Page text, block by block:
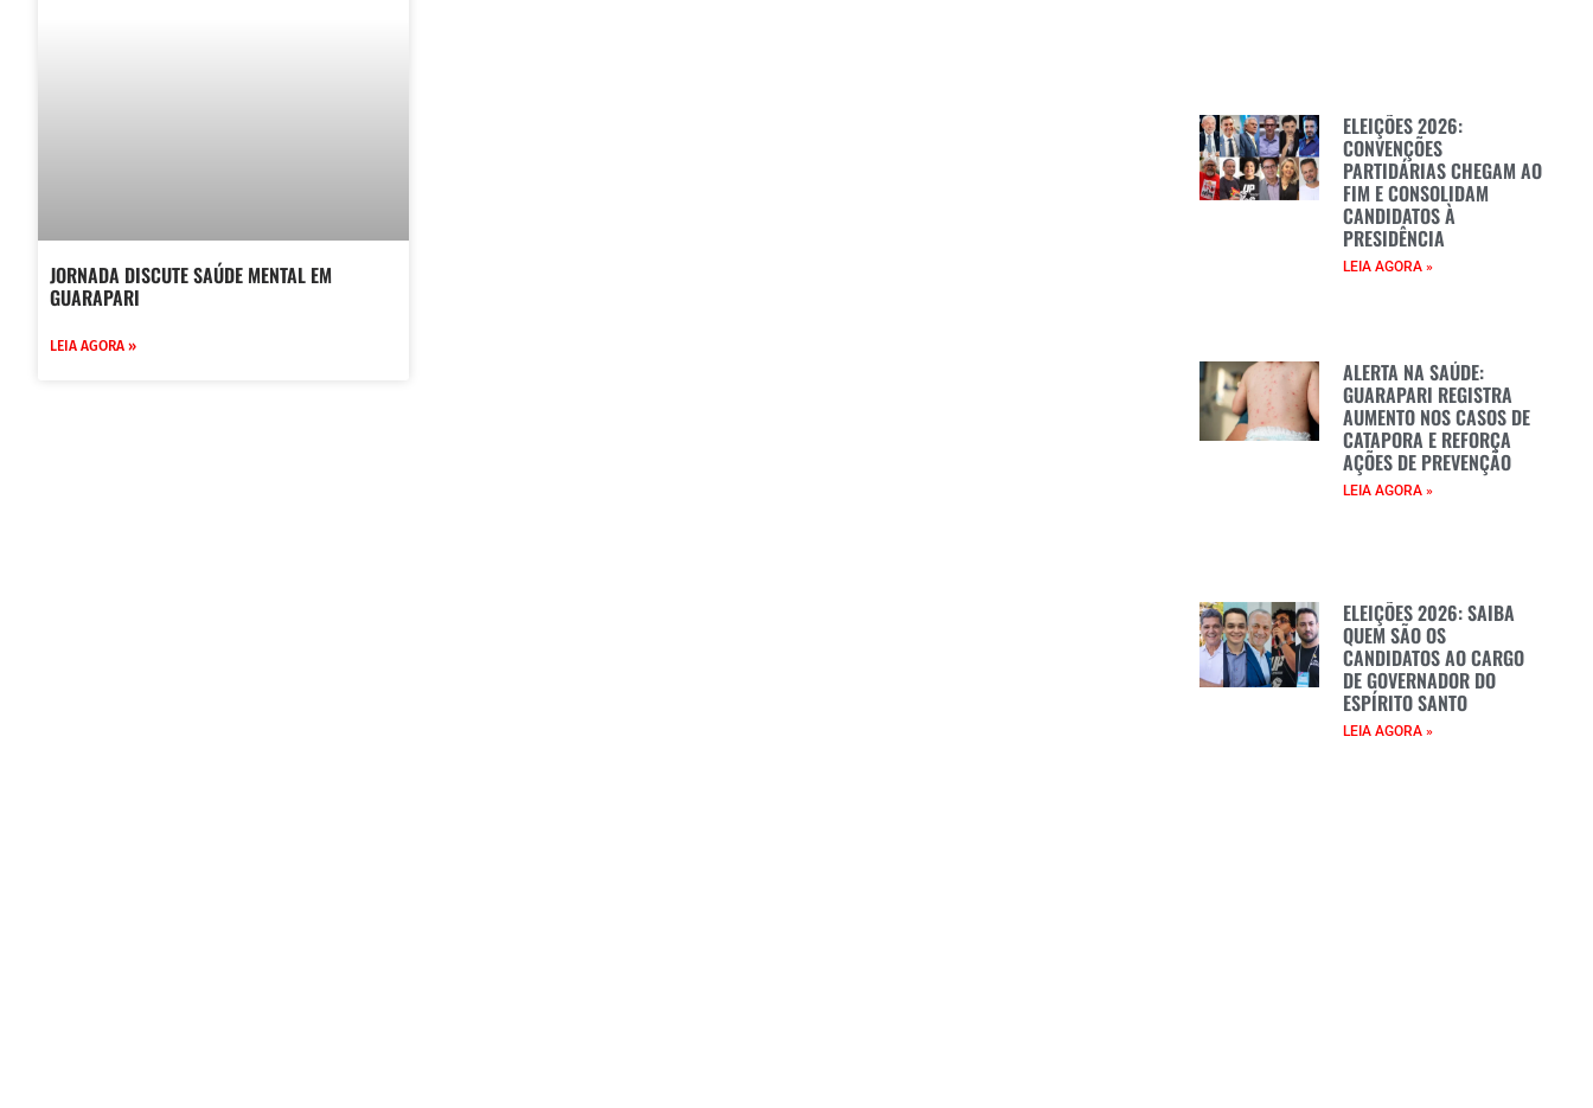
JORNADA DISCUTE SAÚDE MENTAL EM
GUARAPARI
LEIA AGORA »
ELEIÇÕES 2026:
CONVENÇÕES
PARTIDÁRIAS CHEGAM AO
FIM E CONSOLIDAM
CANDIDATOS À
PRESIDÊNCIA
LEIA AGORA »
ALERTA NA SAÚDE:
GUARAPARI REGISTRA
AUMENTO NOS CASOS DE
CATAPORA E REFORÇA
AÇÕES DE PREVENÇÃO
LEIA AGORA »
ELEIÇÕES 2026: SAIBA
QUEM SÃO OS
CANDIDATOS AO CARGO
DE GOVERNADOR DO
ESPÍRITO SANTO
LEIA AGORA »